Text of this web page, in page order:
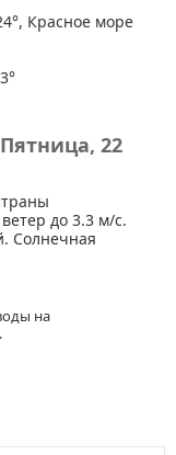
Красное море
22
до 3.3 м/с.
Солнечная
на